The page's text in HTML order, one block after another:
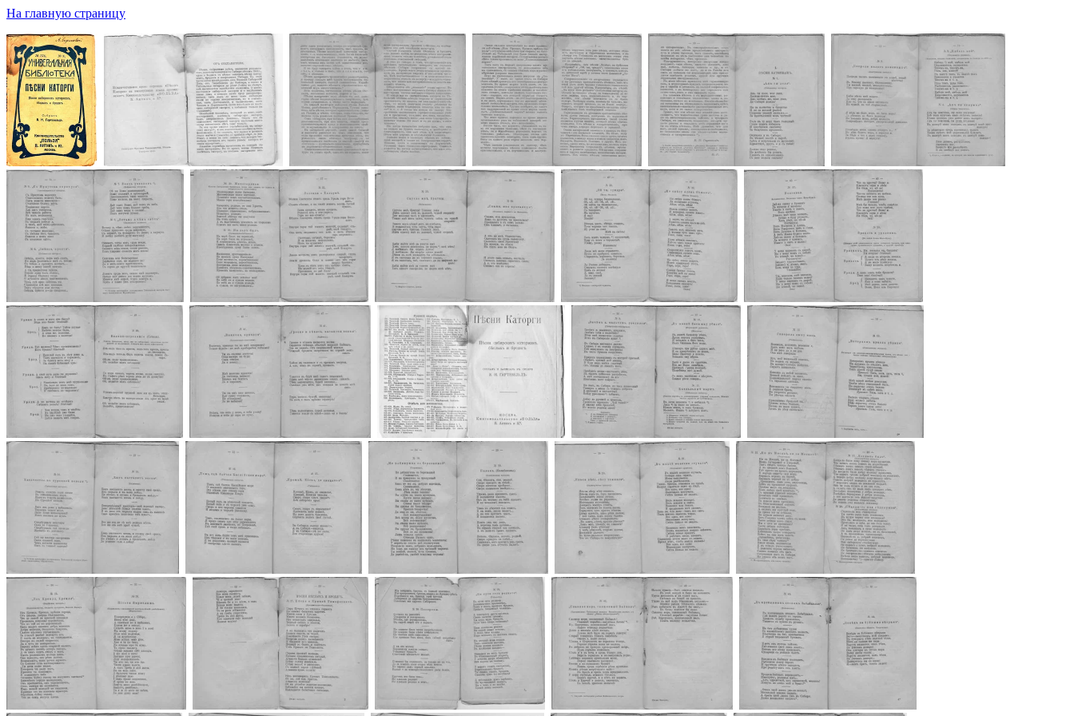
На главную страницу